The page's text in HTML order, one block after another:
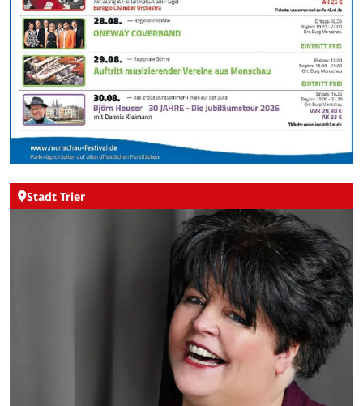
Stadt Trier